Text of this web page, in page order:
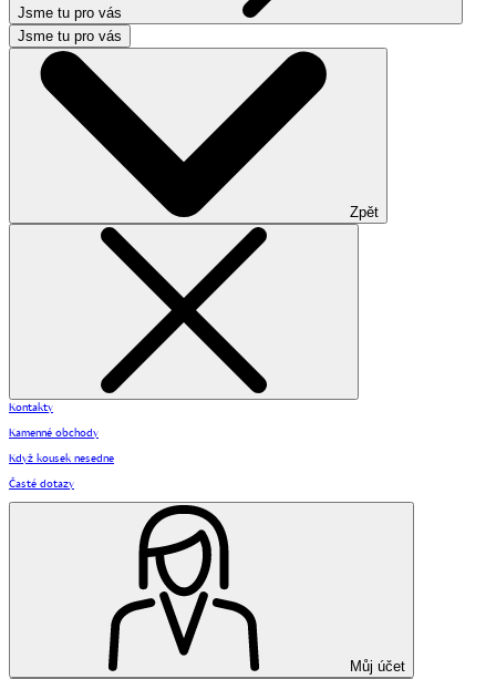
Jsme tu pro vás
Jsme tu pro vás
Zpět
Kontakty
Kamenné obchody
Když kousek nesedne
Časté dotazy
Můj účet